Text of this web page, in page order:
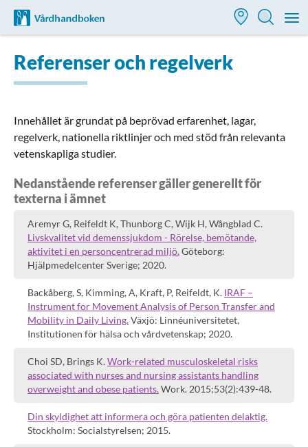
Till startsidan för Vårdhandboken
Referenser och regelverk
Innehållet är grundat på beprövad erfarenhet, lagar,
regelverk, nationella riktlinjer och med stöd från relevanta
vetenskapliga studier.
Nedanstående referenser gäller generellt för
texterna i ämnet
Aremyr G, Reifeldt K, Thunborg C, Wijk H, Wångblad C.
Livskvalitet vid demenssjukdom - Rörelse, bemötande,
aktivitet i en personcentrerad miljö.Göteborg:
Hjälpmedelcenter Sverige; 2020.
Backåberg, S, Kimming, A, Kraft, P, Reifeldt, K. IRAF –
Instrument for Movement Analysis of Person Transfer and
Mobility in Daily Living.Växjö: Linnéuniversitetet,
Institutionen för hälsa och vårdvetenskap; 2020.
Choi SD, Brings K.Work-related musculoskeletal risks
associated with nurses and nursing assistants handling
overweight and obese patients.Work. 2015;53(2):439-48.
Din skyldighet att informera och göra patienten delaktig.
Stockholm: Socialstyrelsen; 2015.